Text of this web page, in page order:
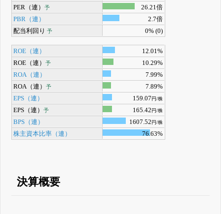
PER（連）予
26.21倍
PBR（連）
2.7倍
配当利回り 予 0% (0)
ROE（連）
12.01%
ROE（連）予
10.29%
ROA（連）
7.99%
ROA（連）予
7.89%
EPS（連）
159.07円/株
EPS（連）予 165.42円/株
BPS（連） 1607.52円/株
株主資本比率（連） 76.63%
決算概要